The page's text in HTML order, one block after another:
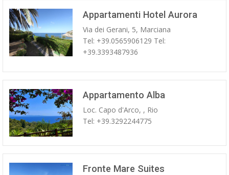
Appartamenti Hotel Aurora
Via dei Gerani, 5, Marciana
Tel: +39.0565906129 Tel:
+39.3393487936
Appartamento Alba
Loc. Capo d'Arco, , Rio
Tel: +39.3292244775
Fronte Mare Suites